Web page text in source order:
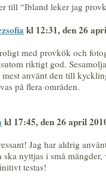
till “Ibland leker jag
kl 12:31, den 26
med provkök och
riktigt god.
mest använt den till
på flera områden.
kl 17:45, den 26 april
Jag har aldrig
ska nyttjas i små
testas!